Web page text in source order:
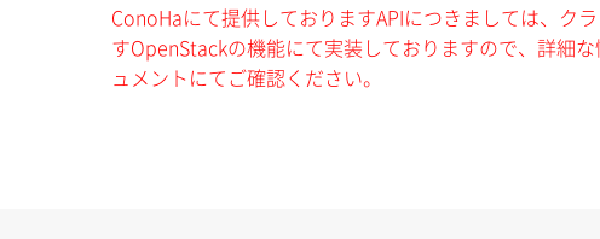
ConoHaにて提供しておりますAPIにつきましては、ク
すOpenStackの機能にて実装しておりますので、詳細
ュメントにてご確認ください。